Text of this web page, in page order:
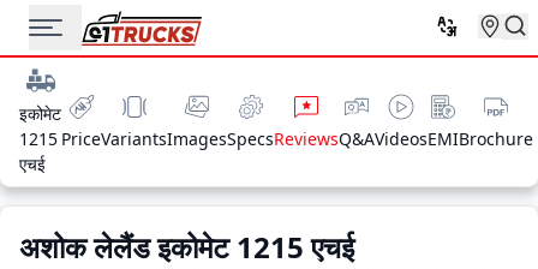
इकोमेट
1215
एचई
PriceVariantsImagesSpecsReviewsQ&AVideosEMIBrochure
अशोक लेलैंड इकोमेट 1215 एचई